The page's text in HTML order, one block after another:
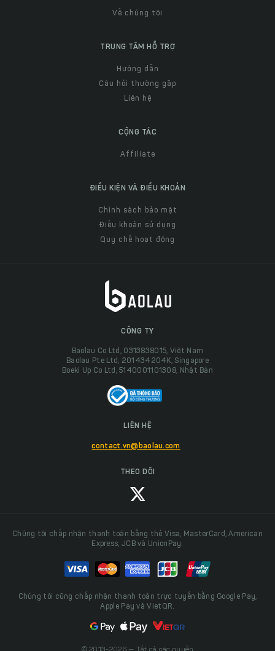
Về chúng tôi
TRUNG TÂM HỖ TRỢ
Hướng dẫn
Câu hỏi thường gặp
Liên hệ
CỘNG TÁC
Affiliate
ĐIỀU KIỆN VÀ ĐIỀU KHOẢN
Chính sách bảo mật
Điều khoản sử dụng
Quy chế hoạt động
CÔNG TY
Baolau Co Ltd, 0313838015, Việt Nam
Baolau Pte Ltd, 201434204K, Singapore
Boeki Up Co Ltd, 5140001101308, Nhật Bản
LIÊN HỆ
contact.vn@baolau.com
THEO DÕI
Chúng tôi chấp nhận thanh toán bằng thẻ Visa, MasterCard, American
Express, JCB và UnionPay.
Chúng tôi cũng chấp nhận thanh toán trực tuyến bằng Google Pay,
Apple Pay và VietQR.